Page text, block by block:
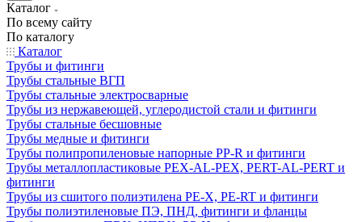
Каталог
По всему сайту
По каталогу
Каталог
Трубы и фитинги
Трубы стальные ВГП
Трубы стальные электросварные
Трубы из нержавеющей, углеродистой стали и фитинги
Трубы стальные бесшовные
Трубы медные и фитинги
Трубы полипропиленовые напорные PP-R и фитинги
Трубы металлопластиковые PEX-AL-PEX, PERT-AL-PERT и
фитинги
Трубы из сшитого полиэтилена PE-X, PE-RT и фитинги
Трубы полиэтиленовые ПЭ, ПНД, фитинги и фланцы